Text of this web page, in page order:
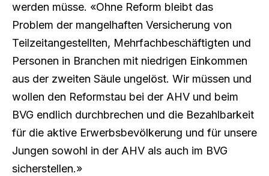
werden müsse. «Ohne Reform bleibt das
Problem der mangelhaften Versicherung von
Teilzeitangestellten, Mehrfachbeschäftigten und
Personen in Branchen mit niedrigen Einkommen
aus der zweiten Säule ungelöst. Wir müssen und
wollen den Reformstau bei der AHV und beim
BVG endlich durchbrechen und die Bezahlbarkeit
für die aktive Erwerbsbevölkerung und für unsere
Jungen sowohl in der AHV als auch im BVG
sicherstellen.»